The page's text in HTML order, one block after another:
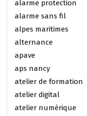
alarme protection
alarme sans fil
alpes maritimes
alternance
apave
aps nancy
atelier de formation
atelier digital
atelier numérique